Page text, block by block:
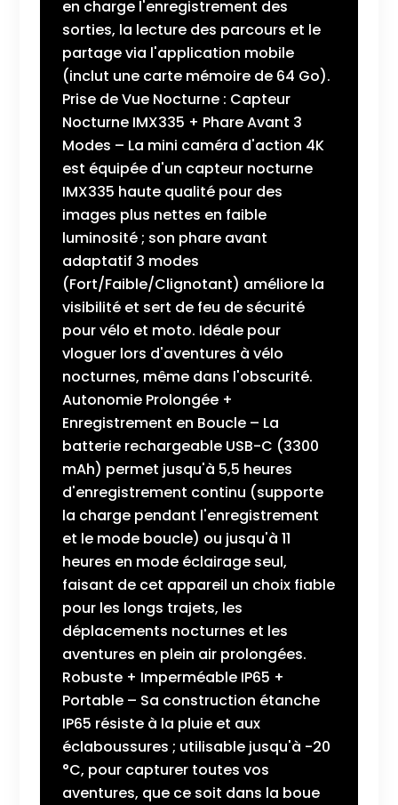
en charge l'enregistrement des
sorties, la lecture des parcours et le
partage via l'application mobile
(inclut une carte mémoire de 64 Go).
Prise de Vue Nocturne : Capteur
Nocturne IMX335 + Phare Avant 3
Modes – La mini caméra d'action 4K
est équipée d'un capteur nocturne
IMX335 haute qualité pour des
images plus nettes en faible
luminosité ; son phare avant
adaptatif 3 modes
(Fort/Faible/Clignotant) améliore la
visibilité et sert de feu de sécurité
pour vélo et moto. Idéale pour
vloguer lors d'aventures à vélo
nocturnes, même dans l'obscurité.
Autonomie Prolongée +
Enregistrement en Boucle – La
batterie rechargeable USB-C (3300
mAh) permet jusqu'à 5,5 heures
d'enregistrement continu (supporte
la charge pendant l'enregistrement
et le mode boucle) ou jusqu'à 11
heures en mode éclairage seul,
faisant de cet appareil un choix fiable
pour les longs trajets, les
déplacements nocturnes et les
aventures en plein air prolongées.
Robuste + Imperméable IP65 +
Portable – Sa construction étanche
IP65 résiste à la pluie et aux
éclaboussures ; utilisable jusqu'à -20
°C, pour capturer toutes vos
aventures, que ce soit dans la boue